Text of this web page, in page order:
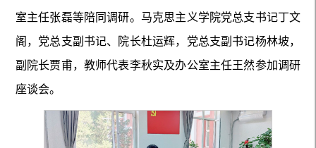
室主任张磊等陪同调研。马克思主义学院党总支书记丁文
阁，党总支副书记、院长杜运辉，党总支副书记杨林坡，
副院长贾甫，教师代表李秋实及办公室主任王然参加调研
座谈会。